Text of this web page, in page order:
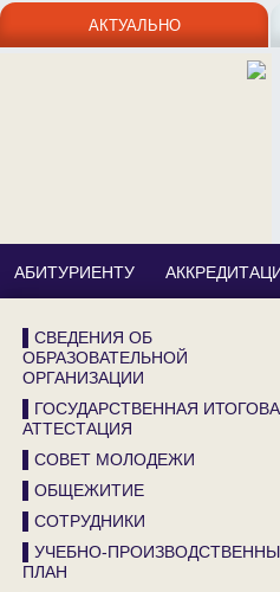
АКТУАЛЬНО
АБИТУРИЕНТУ
▌СВЕДЕНИЯ ОБ
ОБРАЗОВАТЕЛЬНОЙ
ОРГАНИЗАЦИИ
▌ГОСУДАРСТВЕННАЯ
АТТЕСТАЦИЯ
▌СОВЕТ МОЛОДЕЖИ
▌ОБЩЕЖИТИЕ
▌СОТРУДНИКИ
▌УЧЕБНО-
ПЛАН